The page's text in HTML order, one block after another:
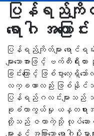
ပြန်ရည်ကျိတ်
ရောဂါ အကြော
ပြန်ရည်ကျိတ်များ ရောင်
များသောအားဖြင့် ဗက်တီ
ခြင်းကြောင့် ဖြစ်ပွားလ
လက္ခဏာလည်း ဖြစ်နို
ပြန်ရည်ဂလင်းများ
ခုခံကာကွယ်မှု ယန္တရား
တို့သည် ဇကာကဲ့သို့ လုပ်ဆောင်ပ
များနှင့် အခြားသော ရောဂါပိုး